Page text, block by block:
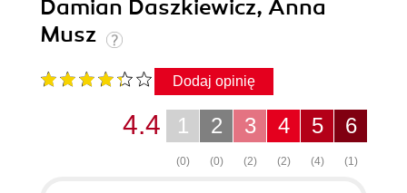
Damian Daszkiewicz, Anna
Musz
Dodaj opinię
6
(1)
5
(4)
4
(2)
3
(2)
2
(0)
1
(0)
4.4